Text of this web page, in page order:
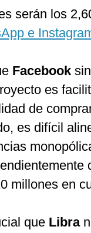
serán los
e
Facebook
es
de
es difícil
millones en
que Libra